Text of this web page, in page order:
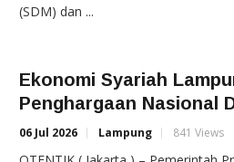
(SDM) dan ...
Ekonomi Syariah
Penghargaan Nasional
06 Jul 2026 Lampung 841 Views